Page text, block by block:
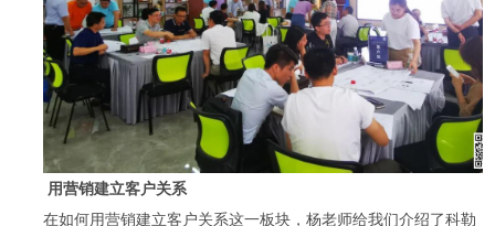
用营销建立客户关系
在如何用营销建立客户关系这一板块，杨老师给我们介绍了科勒